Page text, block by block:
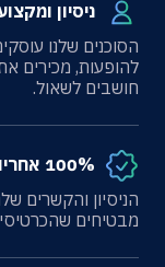
ניסיון
הסוכנים שלנו
להופעות, מכירים
חושבים לשאול.
100% אחריות מבית החברה הגיאוגרפית
הניסיון והקשרים
מבטיחים שהכרטיסים שלכם